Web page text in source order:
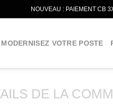
NOUVEAU : PAIEMENT CB
MODERNISEZ VOTRE POSTE
DE LA